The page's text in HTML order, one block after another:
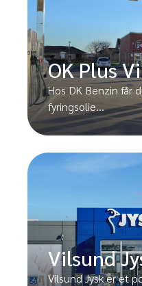
OK Plus
Hos DK Benzin får
fyringsolie...
Vilsund
Vilsund Jysk er et